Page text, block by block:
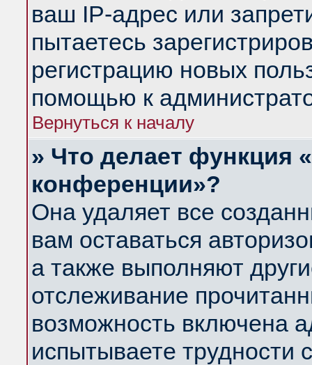
ваш IP-адрес или
пытаетесь
регистрацию новых
помощью к
Вернуться к началу
» Что делает функция
конференции»?
Она удаляет все
вам оставаться
а также выполняют
отслеживание
возможность включена
испытываете трудности